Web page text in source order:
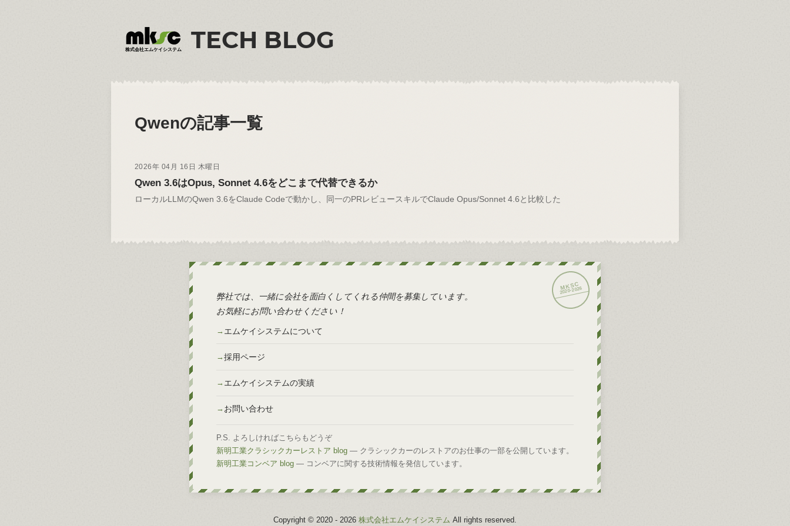
株式会社エムケイシステム TECH BLOG
Qwenの記事一覧
2026年 04月 16日 木曜日
Qwen 3.6はOpus, Sonnet 4.6をどこまで代替できるか
ローカルLLMのQwen 3.6をClaude Codeで動かし、同一のPRレビュースキルでClaude Opus/Sonnet 4.6と比較した
2020-2026
弊社では、一緒に会社を面白くしてくれる仲間を募集しています。
お気軽にお問い合わせください！
エムケイシステムについて
採用ページ
エムケイシステムの実績
お問い合わせ
P.S. よろしければこちらもどうぞ
新明工業クラシックカーレストア blog — クラシックカーのレストアのお仕事の一部を公開しています。
新明工業コンベア blog — コンベアに関する技術情報を発信しています。
Copyright © 2020 - 2026 株式会社エムケイシステム All rights reserved.